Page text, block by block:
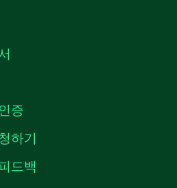
증
하기
드백